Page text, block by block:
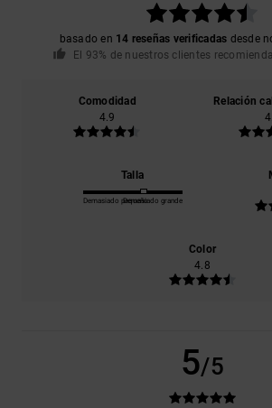
basado en 14 reseñas verificadas desde
El 93% de nuestros clientes
Comodidad
4.9
Relación
Talla
Demasiado pequeñoDemasiado grande
Color
4.8
5/5